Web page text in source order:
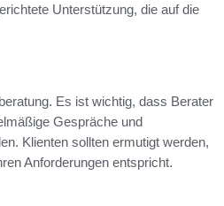
Unterstützung, die auf die
Es ist wichtig, dass Berater
Gespräche und
Klienten sollten ermutigt werden,
Anforderungen entspricht.